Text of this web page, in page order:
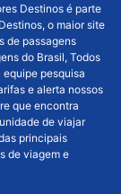
Destinos é parte
o maior site
de passagens
do Brasil, Todos
equipe pesquisa
e alerta nossos
que encontra
de viajar
principais
de viagem e